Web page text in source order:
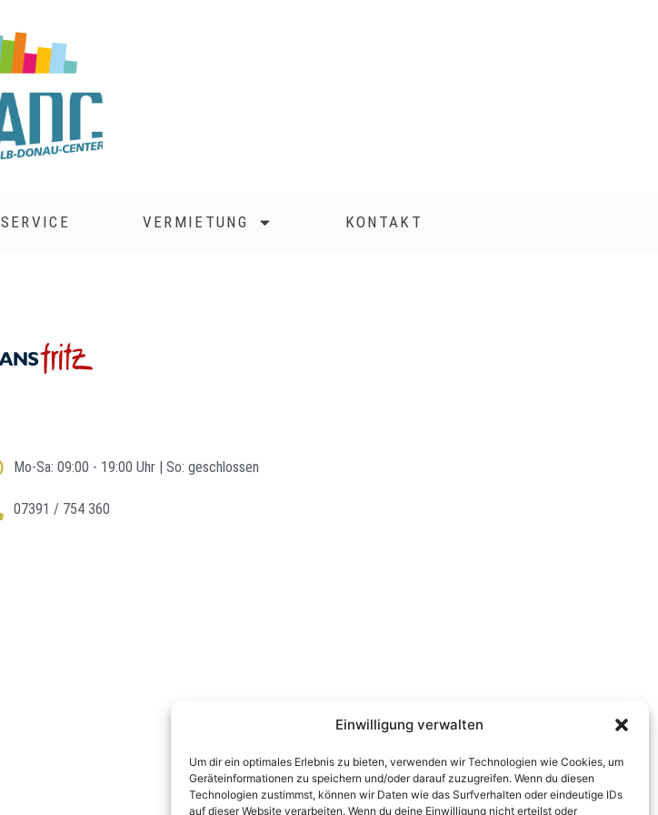
Einwilligung verwalten
Um dir ein optimales Erlebnis zu bieten, verwenden wir Technologien wie Cookies, um
Geräteinformationen zu speichern und/oder darauf zuzugreifen. Wenn du diesen
Technologien zustimmst, können wir Daten wie das Surfverhalten oder eindeutige IDs
auf dieser Website verarbeiten. Wenn du deine Einwilligung nicht erteilst oder
SERVICE VERMIETUNG KONTAKT
Mo-Sa: 09:00 - 19:00 Uhr | So: geschlossen
07391 / 754 360